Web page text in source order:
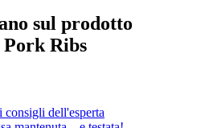
sul prodotto
Pork Ribs
dell'esperta